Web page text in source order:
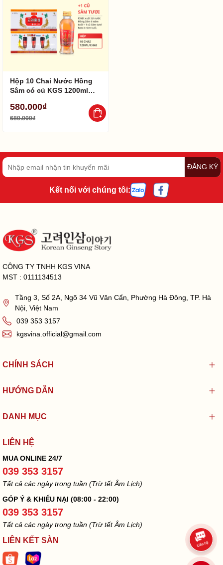
Hộp 10 Chai Nước Hồng
Sâm có củ KGS 1200ml
580.000₫
680.000₫
ĐĂNG KÝ
Kết nối với chúng tôi:
CÔNG TY TNHH KGS VINA
MST : 0111134513
Tầng 3, Số 2A, Ngõ 34 Vũ Văn Cẩn, Phường Hà Đông, TP. Hà
Nội, Việt Nam
039 353 3157
kgsvina.official@gmail.com
CHÍNH SÁCH
HƯỚNG DẪN
DANH MỤC
LIÊN HỆ
MUA ONLINE 24/7
039 353 3157
Tất cả các ngày trong tuần (Trừ tết Âm Lịch)
GÓP Ý & KHIẾU NẠI (08:00 - 22:00)
039 353 3157
Tất cả các ngày trong tuần (Trừ tết Âm Lịch)
LIÊN KẾT SÀN